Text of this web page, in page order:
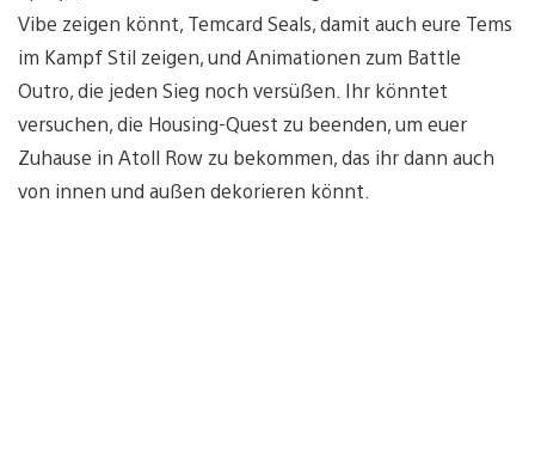
Vibe zeigen könnt, Temcard Seals, damit auch eure Tems
im Kampf Stil zeigen, und Animationen zum Battle
Outro, die jeden Sieg noch versüßen. Ihr könntet
versuchen, die Housing-Quest zu beenden, um euer
Zuhause in Atoll Row zu bekommen, das ihr dann auch
von innen und außen dekorieren könnt.